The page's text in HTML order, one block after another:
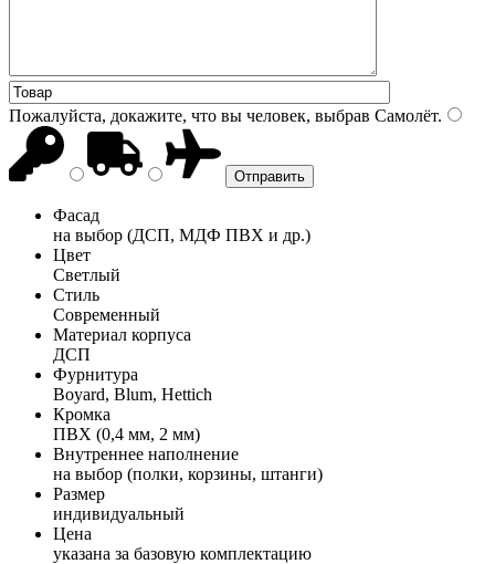
Пожалуйста, докажите, что вы человек, выбрав Самолёт.
Фасад
на выбор (ДСП, МДФ ПВХ и др.)
Цвет
Светлый
Стиль
Современный
Материал корпуса
ДСП
Фурнитура
Boyard, Blum, Hettich
Кромка
ПВХ (0,4 мм, 2 мм)
Внутреннее наполнение
на выбор (полки, корзины, штанги)
Размер
индивидуальный
Цена
указана за базовую комплектацию